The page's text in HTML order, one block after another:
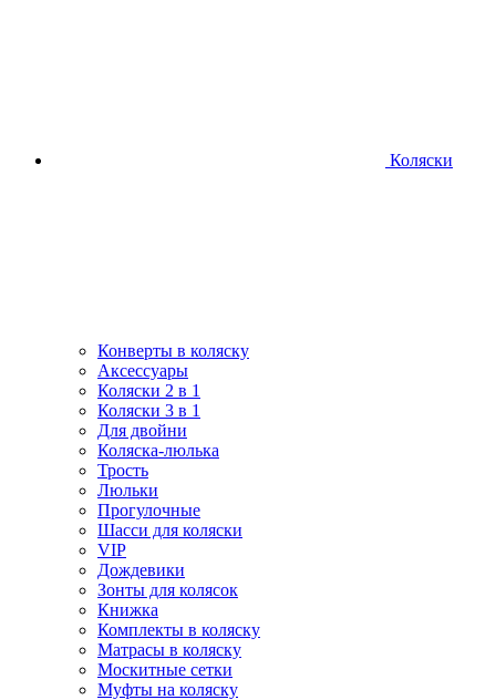
Коляски
Конверты в коляску
Аксессуары
Коляски 2 в 1
Коляски 3 в 1
Для двойни
Коляска-люлька
Трость
Люльки
Прогулочные
Шасси для коляски
VIP
Дождевики
Зонты для колясок
Книжка
Комплекты в коляску
Матрасы в коляску
Москитные сетки
Муфты на коляску